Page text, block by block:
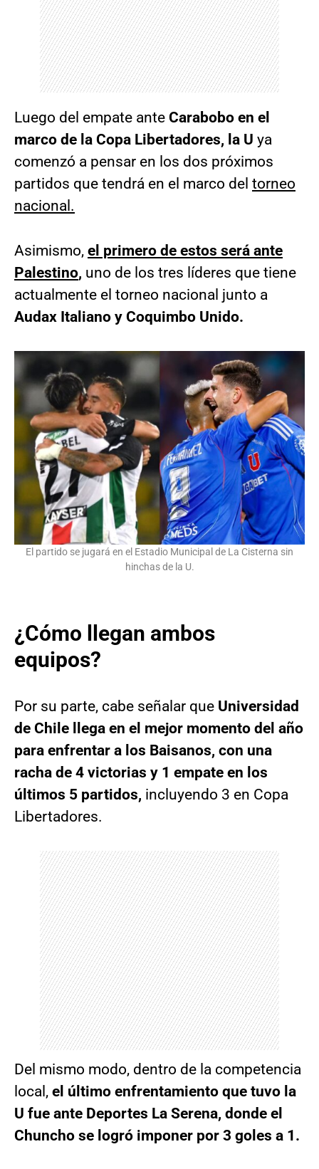
Luego del empate ante Carabobo en el
marco de la Copa Libertadores, la U ya
comenzó a pensar en los dos próximos
partidos que tendrá en el marco del torneo
nacional.
Asimismo, el primero de estos será ante
Palestino, uno de los tres líderes que tiene
actualmente el torneo nacional junto a
Audax Italiano y Coquimbo Unido.
El partido se jugará en el Estadio Municipal de La Cisterna sin
hinchas de la U.
¿Cómo llegan ambos
equipos?
Por su parte, cabe señalar que Universidad
de Chile llega en el mejor momento del año
para enfrentar a los Baisanos, con una
racha de 4 victorias y 1 empate en los
últimos 5 partidos, incluyendo 3 en Copa
Libertadores.
Del mismo modo, dentro de la competencia
local, el último enfrentamiento que tuvo la
U fue ante Deportes La Serena, donde el
Chuncho se logró imponer por 3 goles a 1.